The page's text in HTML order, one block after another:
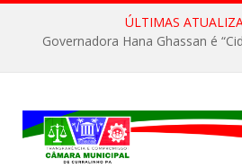
ÚLTIMAS
Governadora Hana Ghassan é